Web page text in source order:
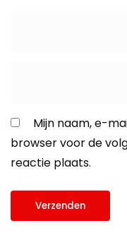
Mijn naam, e-
browser voor de
reactie plaats.